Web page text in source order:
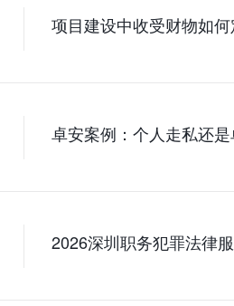
项目建设中收受财物如
卓安案例：个人走私还
2026深圳职务犯罪法律